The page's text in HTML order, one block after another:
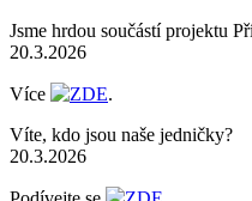
Jsme hrdou součástí projektu
20.3.2026
Více ZDE.
Víte, kdo jsou naše jedničky?
20.3.2026